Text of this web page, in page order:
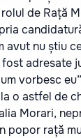
de Rață
avut nu știu
adresate
vorbesc
o astfel de
Morari,
popor rață